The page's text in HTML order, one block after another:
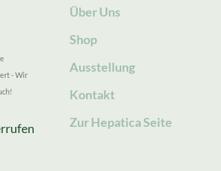
- Wir
Über Uns
Shop
Ausstellung
Kontakt
Zur Hepatica Seite